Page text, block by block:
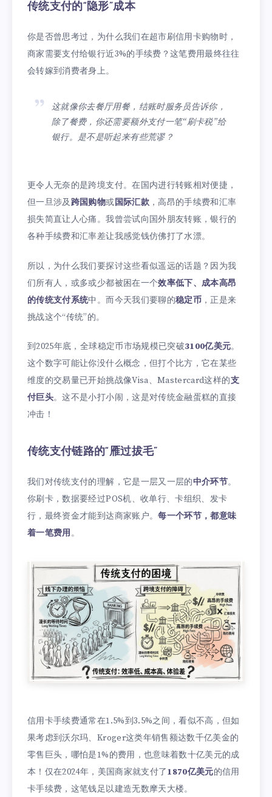
传统支付的“隐形”成本
你是否曾思考过，为什么我们在超市刷信用卡购物时，
商家需要支付给银行近3%的手续费？这笔费用最终往往
会转嫁到消费者身上。
这就像你去餐厅用餐，结账时服务员告诉你，
除了餐费，你还需要额外支付一笔“刷卡税”给
银行。是不是听起来有些荒谬？
更令人无奈的是跨境支付。在国内进行转账相对便捷，
但一旦涉及跨国购物或国际汇款，高昂的手续费和汇率
损失简直让人心痛。我曾尝试向国外朋友转账，银行的
各种手续费和汇率差让我感觉钱仿佛打了水漂。
所以，为什么我们要探讨这些看似遥远的话题？因为我
们所有人，或多或少都被困在一个效率低下、成本高昂
的传统支付系统中。而今天我们要聊的稳定币 ，正是来
挑战这个“传统”的。
到2025年底，全球稳定币市场规模已突破3100亿美元。
这个数字可能让你没什么概念，但打个比方，它在某些
维度的交易量已开始挑战像Visa、Mastercard这样的支
付巨头。这不是小打小闹，这是对传统金融蛋糕的直接
冲击！
传统支付链路的“雁过拔毛”
我们对传统支付的理解，它是一层又一层的中介环节。
你刷卡，数据要经过POS机、收单行、卡组织、发卡
行，最终资金才能到达商家账户。每一个环节，都意味
着一笔费用。
信用卡手续费通常在1.5%到3.5%之间，看似不高，但如
果考虑到沃尔玛、Kroger这类年销售额达数千亿美金的
零售巨头，哪怕是1%的费用，也意味着数十亿美元的成
本！仅在2024年，美国商家就支付了1870亿美元的信用
卡手续费，这笔钱足以建造无数摩天大楼。